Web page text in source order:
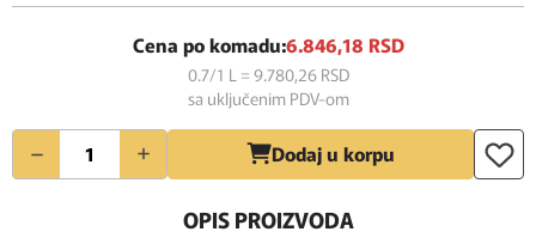
Cena po komadu:6.846,18 RSD
0.7/1 L = 9.780,26 RSD
sa uključenim PDV-om
Količina Dodaj u korpu
OPIS PROIZVODA